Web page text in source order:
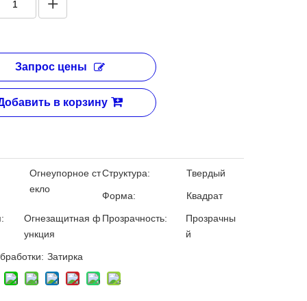
Запрос цены
в корзину
Огнеупорное ст
екло
Структура: Твердый
Форма: Квадрат
Огнезащитная ф
ункция
Прозрачность:
Прозрачны
й
Затирка